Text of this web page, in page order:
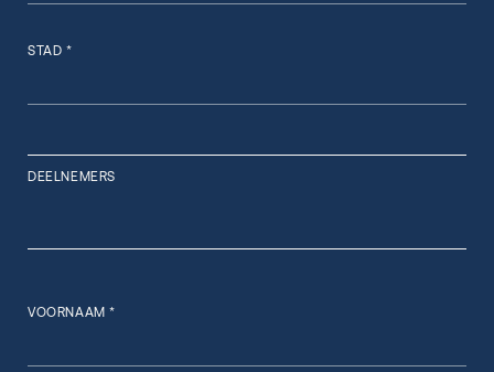
STAD *
DEELNEMERS
VOORNAAM *